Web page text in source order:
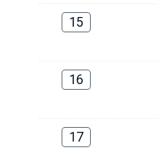
15
16
17